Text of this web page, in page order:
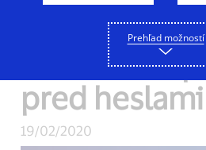
biometrické
overovanie
pred heslami
19/02/2020
Prehľad možností